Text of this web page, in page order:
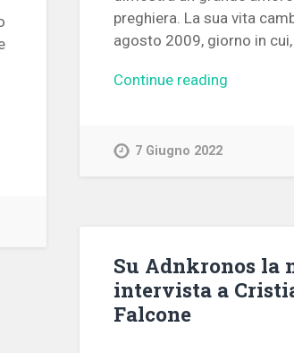
preghiera. La sua vita
agosto 2009, giorno in
Continue reading
7 Giugno 2022
Su Adnkronos la
intervista a
Falcone